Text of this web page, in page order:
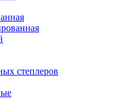
степлеров